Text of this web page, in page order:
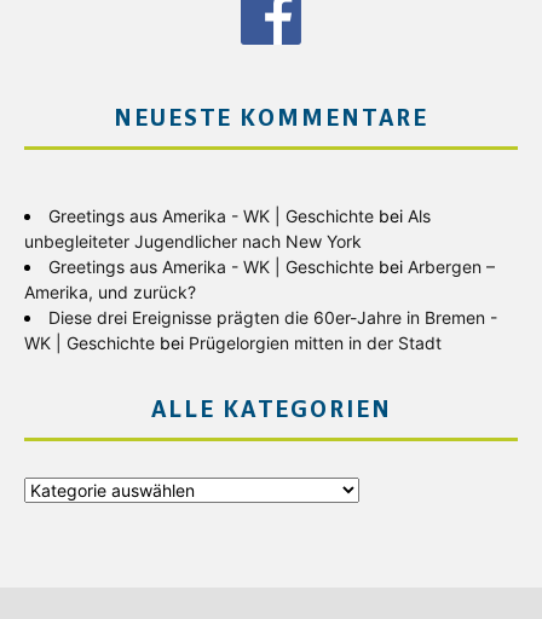
NEUESTE KOMMENTARE
Greetings aus Amerika - WK | Geschichte bei Als
unbegleiteter Jugendlicher nach New York
Greetings aus Amerika - WK | Geschichte bei Arbergen –
Amerika, und zurück?
Diese drei Ereignisse prägten die 60er-Jahre in Bremen -
WK | Geschichte bei Prügelorgien mitten in der Stadt
ALLE KATEGORIEN
Alle